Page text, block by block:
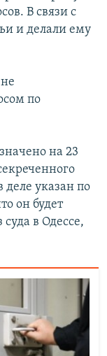
В связи с
и делали ему
по
на 23
деле указан по
он будет
в Одессе,